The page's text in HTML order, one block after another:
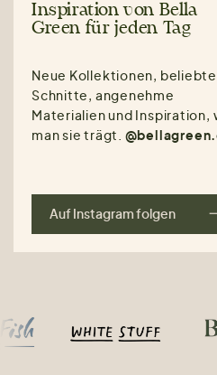
Inspiration von Bella
Green für jeden Tag
Neue Kollektionen, beliebte
Schnitte, angenehme
Materialien und Inspiration,
man sie trägt.
Auf Instagram folgen